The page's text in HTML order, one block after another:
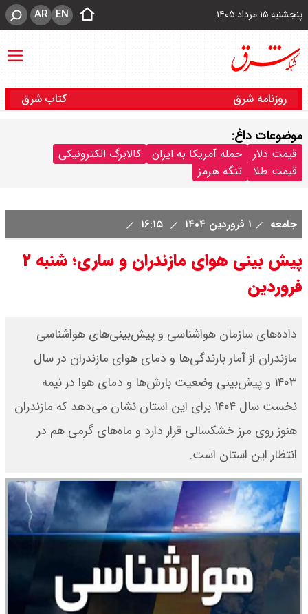
پنجشنبه ۱۵ مرداد ۱۴۰۵ EN
AR
روزنامه شرق کتاب شرق
موضوعات داغ:
قیمت دلار حمله آمریکا به ایران
کالابرگ الکترونیکی
قیمت طلا
تنگه هرمز
جامعه ۱ فروردین ۱۴۰۴
پیش بینی هوای مازندران و ساری؛ شنبه ۲
فروردین
داده‌های سازمان هواشناسی و پیش‌بینی‌های هواشناسی
مازندران از آمار بارندگی‌ها و دمای هوای مازندران در سال
۱۴۰۳ و پیش‌بینی وضعیت بارش‌ها و دمای هوا در نیمه
نخست سال ۱۴۰۴ برای این استان نشان می‌دهد که مازندران
هنوز روی مرز خشکسالی قرار دارد و ماه‌های گرمی هم در
انتظار این استان است.